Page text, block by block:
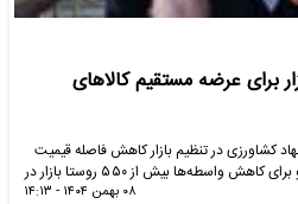
روستا بازار برای عرضه مستقیم کالاهای
کشاورزی در تنظیم بازار کاهش فاصله قیمیت
میان تولیدکننده و مصرف کننده است و برای کاهش واسطه‌ها بیش از ۵۵۰ روستا بازار در
۰۸ بهمن ۱۴۰۴ - ۱۴:۱۳